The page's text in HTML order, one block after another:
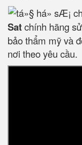
Satchính hãng
bảo thẩm mỹ và
nơi theo yêu cầu.